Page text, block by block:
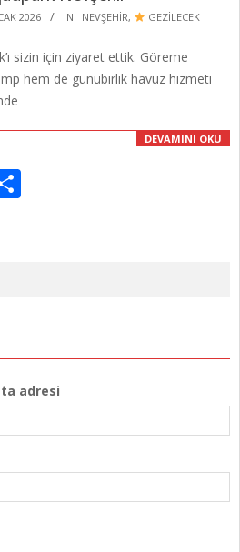
2026 IN: NEVŞEHIR,
GEZİLECEK
sizin için ziyaret ettik. Göreme
hem de günübirlik havuz hizmeti
DEVAMINI OKU
adresi